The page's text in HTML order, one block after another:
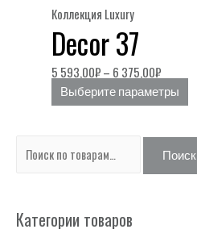
Коллекция Luxury
Decor 37
5 593,00₽– 6 375,00₽
Выберите параметры
а
Поиск
Категории товаров